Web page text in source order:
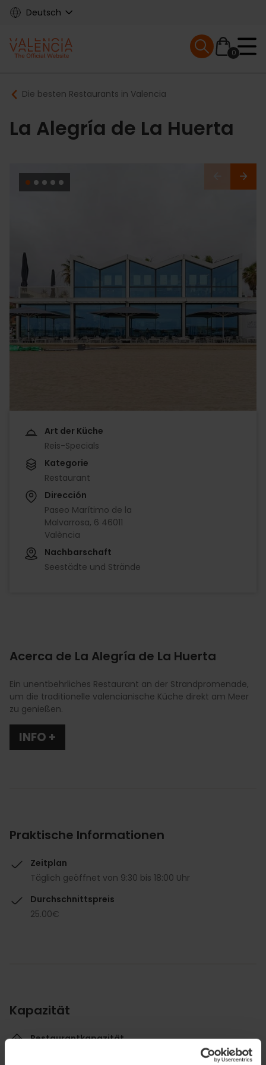
Skip
content
Deutsch
Main
navigation
0
Mobile menu
Breadcrumb
Die besten Restaurants in Valencia
La Alegría de La Huerta
Art der Küche
Reis-Specials
Kategorie
Restaurant
Dirección
Paseo Marítimo de la
Malvarrosa, 6 46011
València
Nachbarschaft
Seestädte und Strände
Acerca de La Alegría de La Huerta
Ein unentbehrliches Restaurant an der Strandpromenade,
um die traditionelle valencianische Küche direkt am Meer
zu genießen.
INFO +
Praktische Informationen
Zeitplan
Täglich geöffnet von 9:30 bis 18:00 Uhr
Durchschnittspreis
25.00€
Kapazität
Restaurantkapazität